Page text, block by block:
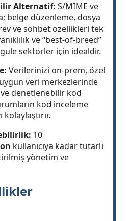
Alternatif: S/MIME ve
belge düzenleme, dosya
ve sohbet özellikleri tek
ve “best-of-breed”
sektörler için idealdir.
Verilerinizi on-prem, özel
veri merkezlerinde
denetlenebilir kod
kod inceleme
10
kullanıcıya kadar tutarlı
yönetim ve